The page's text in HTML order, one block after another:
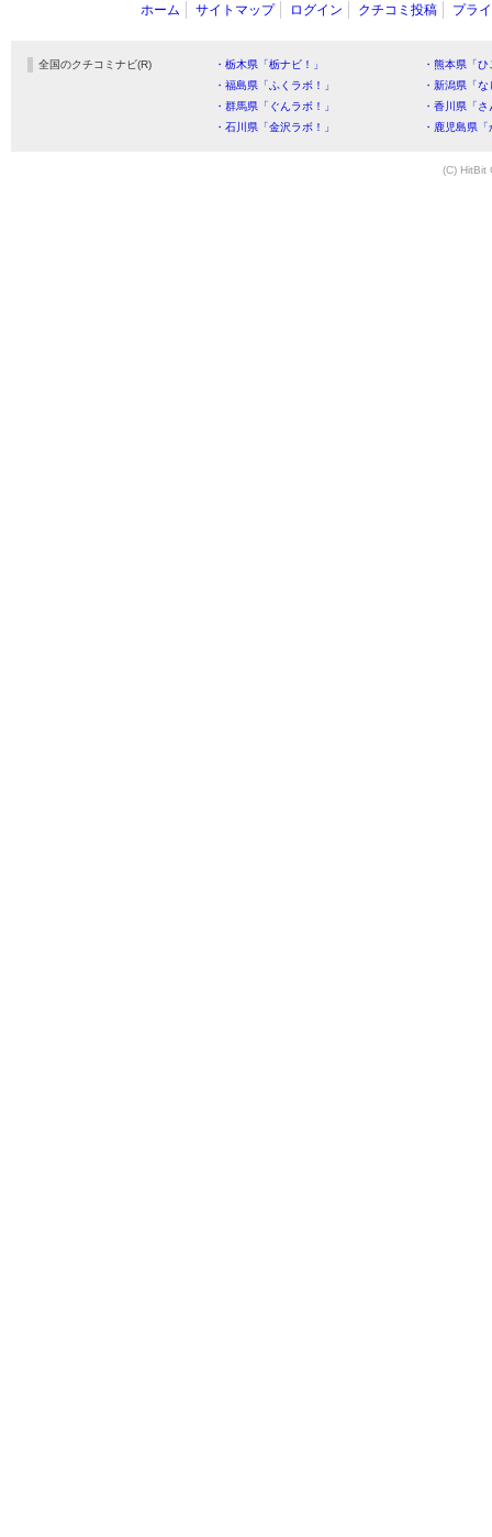
ホーム サイトマップ ログイン クチコミ投稿 プラ
全国のクチコミナビ(R) ・栃木県「栃ナビ！」
・熊本県「
・福島県「ふくラボ！」
・新潟県「
・群馬県「ぐんラボ！」
・香川県「
・石川県「金沢ラボ！」
・鹿児島県
(C) HitBit